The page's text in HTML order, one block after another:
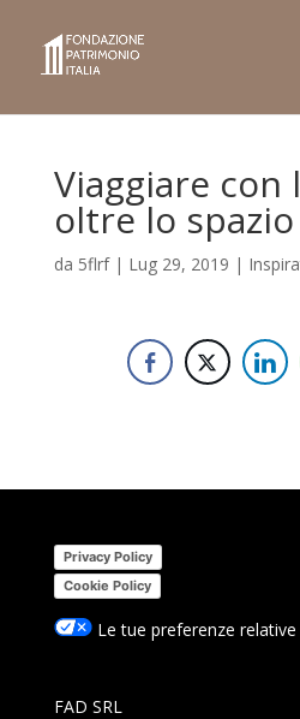
Viaggiare con
oltre lo
da 5flrf| Lug 29, 2019 |
Privacy Policy
Cookie Policy
Le tue preferenze relative
FAD SRL